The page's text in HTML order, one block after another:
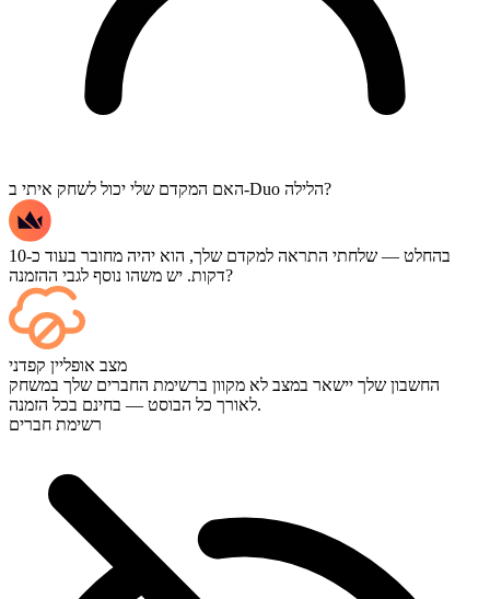
האם המקדם שלי יכול לשחק איתי ב-Duo הלילה?
בהחלט — שלחתי התראה למקדם שלך, הוא יהיה מחובר בעוד כ-10
דקות. יש משהו נוסף לגבי ההזמנה?
כן — כל משחק מופיע בלוח הבקרה שלך ברגע שהוא מסתיים, ואם
מצב אופליין קפדני
החשבון שלך יישאר במצב לא מקוון ברשימת החברים שלך במשחק
לאורך כל הבוסט — בחינם בכל הזמנה.
רשימת חברים